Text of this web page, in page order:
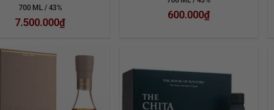
700 ML / 43%
7.500.000₫
600.000₫
ADD TO
WISHLIST
ADD TO
WISHLIST